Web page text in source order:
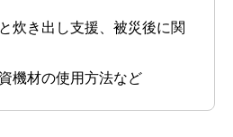
炊き出し支援、被災後に関
機材の使用方法など